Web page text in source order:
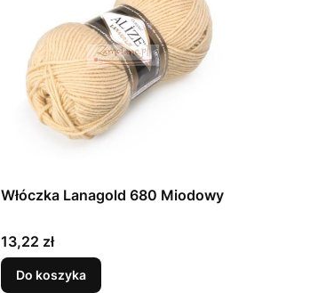
Włóczka Lanagold 680 Miodowy
Cena
13,22 zł
Do koszyka